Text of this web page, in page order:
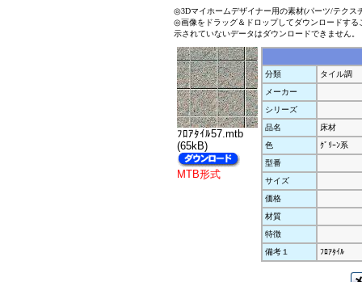
◎3Dマイホームデザイナー用の素材(パーツ/テクス
◎画像をドラッグ＆ドロップしてダウンロードす
示されていないデータはダウンロードできません。
ﾌﾛｱﾀｲﾙ57.mtb
(65kB)
MTB形式
分類
タイル調
メーカー
シリーズ
品名
床材
色
ｸﾞﾘｰﾝ系
型番
サイズ
価格
材質
特徴
備考１
ﾌﾛｱﾀｲﾙ